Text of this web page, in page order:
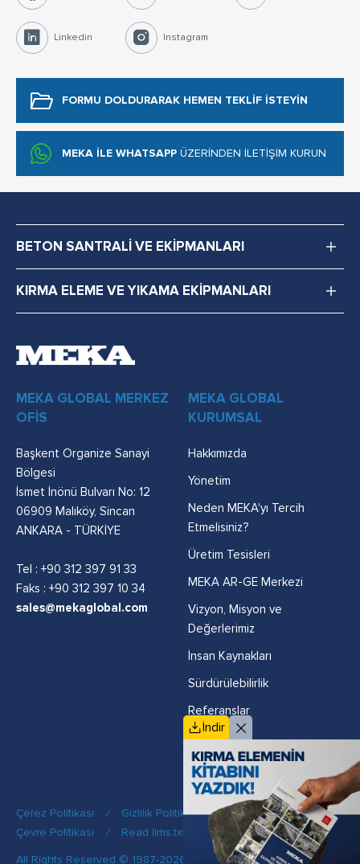
Linkedin Instagram
FORMU DOLDURARAK HEMEN TEKLİF İSTEYİN
MEKA İLE WHATSAPP ÜZERİNDEN İLETİŞİM KURUN
BETON SANTRALİ VE EKİPMANLARI
KIRMA ELEME VE YIKAMA EKİPMANLARI
MEKA GLOBAL MERKEZ
OFİS
Başkent Organize Sanayi
Bölgesi
İsmet İnönü Bulvarı No: 12
06909 Malıköy, Sincan
ANKARA - TÜRKİYE
Tel : +90 312 397 91 33
Faks : +90 312 397 10 34
sales@mekaglobal.com
MEKA GLOBAL
KURUMSAL
Hakkımızda
Yönetim
Neden MEKA'yı Tercih
Etmelisiniz?
Üretim Tesisleri
MEKA AR-GE Merkezi
Vizyon, Misyon ve
Değerlerimiz
İnsan Kaynakları
Sürdürülebilirlik
Referanslar
Politikalar
Çerez Politikası / Gizlilik Politikası / Kalite Politikası
/
Çevre Politikası
/
Read llms.txt
All Rights Reserved © 1987-2026 MEKA
İndir